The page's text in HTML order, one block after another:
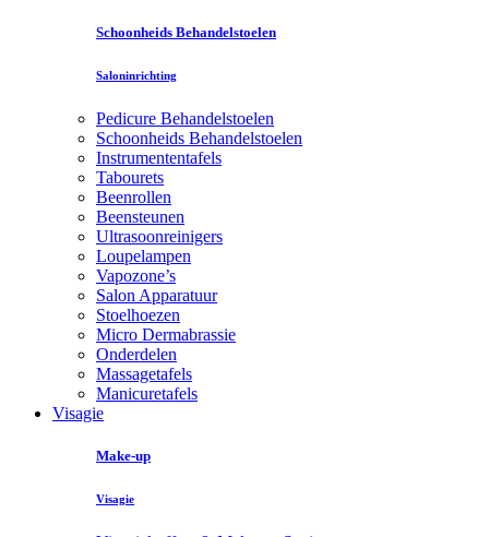
Schoonheids Behandelstoelen
Saloninrichting
Pedicure Behandelstoelen
Schoonheids Behandelstoelen
Instrumententafels
Tabourets
Beenrollen
Beensteunen
Ultrasoonreinigers
Loupelampen
Vapozone’s
Salon Apparatuur
Stoelhoezen
Micro Dermabrassie
Onderdelen
Massagetafels
Manicuretafels
Visagie
Make-up
Visagie